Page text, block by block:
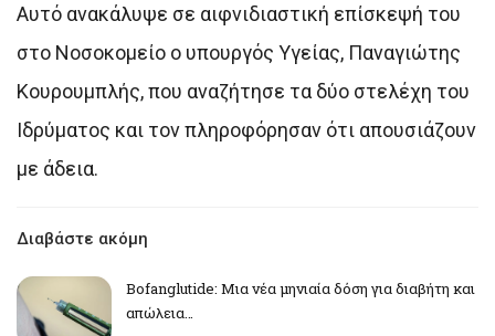
Αυτό ανακάλυψε σε αιφνιδιαστική επίσκεψή του
στο Νοσοκομείο ο υπουργός Υγείας, Παναγιώτης
Κουρουμπλής, που αναζήτησε τα δύο στελέχη του
Ιδρύματος και τον πληροφόρησαν ότι απουσιάζουν
με άδεια.
Διαβάστε ακόμη
Bofanglutide: Μια νέα μηνιαία δόση για διαβήτη και
απώλεια…